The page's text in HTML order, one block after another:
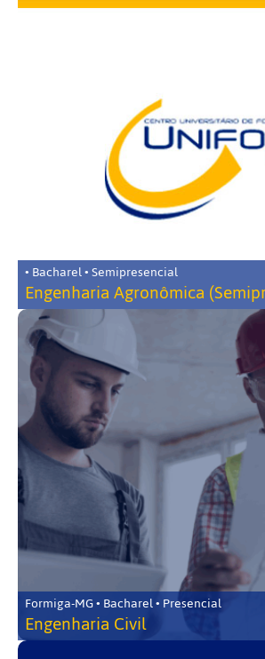
• Bacharel • Semipresencial
Engenharia Agronômica
Formiga-MG • Bacharel • Presencial
Engenharia Civil